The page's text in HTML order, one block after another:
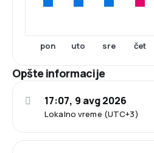
pon uto sre čet
Opšte informacije
Lokalno vreme (UTC+3)
17:07, 9 avg 2026